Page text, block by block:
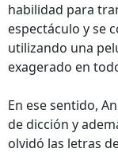
habilidad para
espectáculo y se
utilizando una
exagerado en
En ese sentido,
de dicción y
olvidó las letras